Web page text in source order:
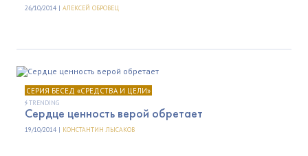
26/10/2014 | АЛЕКСЕЙ ОБРОВЕЦ
СЕРИЯ БЕСЕД «СРЕДСТВА И ЦЕЛИ»
TRENDING
Сердце ценность верой обретает
19/10/2014 | КОНСТАНТИН ЛЫСАКОВ